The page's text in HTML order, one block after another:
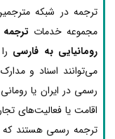
ترجمه در شبکه
مجموعه خدمات
رومانیایی به فارسی
می‌توانند اسناد و
رسمی در ایران یا
اقامت یا فعالیت‌های
ترجمه رسمی هستند که